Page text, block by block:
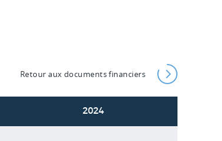
Retour aux documents financiers
2024